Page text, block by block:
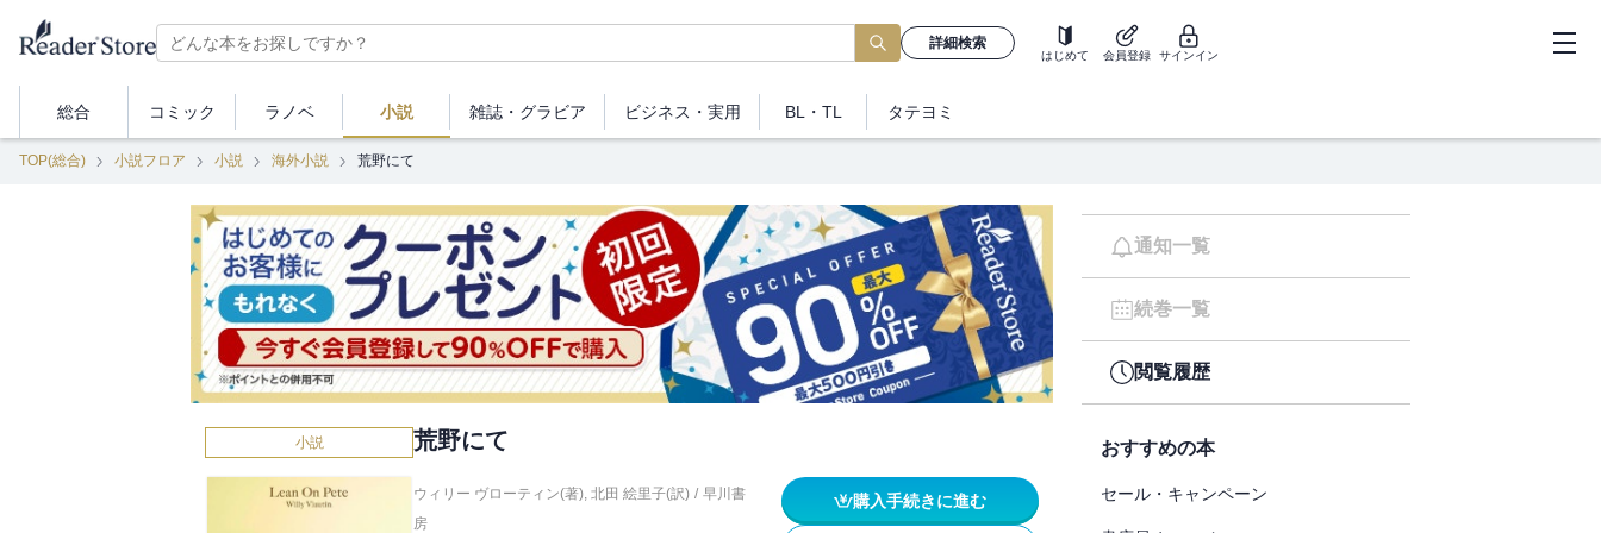
詳細検索
はじめて 会員登録 サインイン
総合 コミック ラノベ 小説 雑誌・ グラビア ビジネス ・実用 BL・TL タテヨミ
TOP(総合) 小説フロア 小説 海外小説 荒野にて
小説 荒野にて
ウィリー ヴローティン(著), 北田 絵里子(訳) / 早川書
房
購入手続きに進む
通知一覧
続巻一覧
閲覧履歴
おすすめの本
セール・キャンペーン